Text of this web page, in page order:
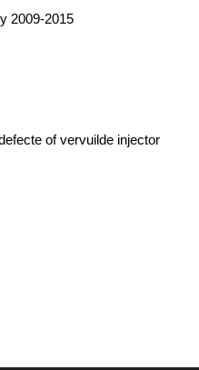
2009-2015
of vervuilde injector